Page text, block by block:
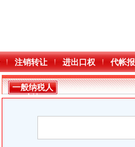
注销转让 进出口权 代帐
一般纳税人
查询